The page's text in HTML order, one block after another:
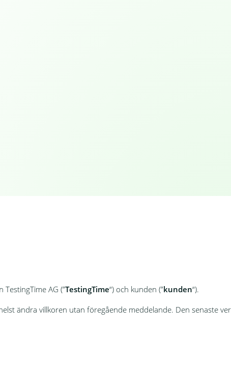
AG (”TestingTime“) och kunden (”kunden“).
ändra villkoren utan föregående meddelande. Den senaste